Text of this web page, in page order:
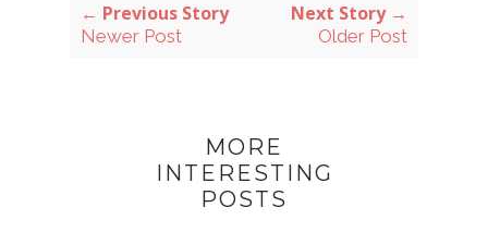
← Previous Story
Newer Post
Next Story →
Older Post
MORE
INTERESTING
POSTS